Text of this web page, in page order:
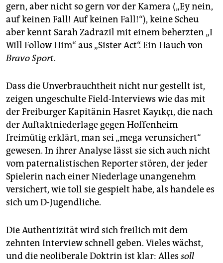
gern, aber nicht so gern vor der Kamera („Ey nein,
auf keinen Fall! Auf keinen Fall!“), keine Scheu
aber kennt Sarah Zadrazil mit einem beherzten „I
Will Follow Him“ aus „Sister Act“. Ein Hauch von
Bravo Sport.
Dass die Unverbrauchtheit nicht nur gestellt ist,
zeigen ungeschulte Field-Interviews wie das mit
der Freiburger Kapitänin Hasret Kayıkçı, die nach
der Auftaktniederlage gegen Hoffenheim
freimütig erklärt, man sei „mega verunsichert“
gewesen. In ihrer Analyse lässt sie sich auch nicht
vom paternalistischen Reporter stören, der jeder
Spielerin nach einer Niederlage unangenehm
versichert, wie toll sie gespielt habe, als handele es
sich um D-Jugendliche.
Die Authentizität wird sich freilich mit dem
zehnten Interview schnell geben. Vieles wächst,
und die neoliberale Doktrin ist klar: Alles soll